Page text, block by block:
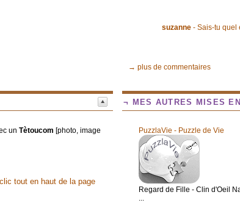
suzanne - Sais-tu quel
→ plus de commentaires
un Tètoucom [photo, image
clic tout en haut de la page
¬ MES AUTRES MISES
PuzzlaVie - Puzzle de Vie
Regard de Fille - Clin d'Oeil
...